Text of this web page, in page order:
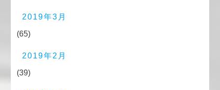
2019年3月
(65)
2019年2月
(39)